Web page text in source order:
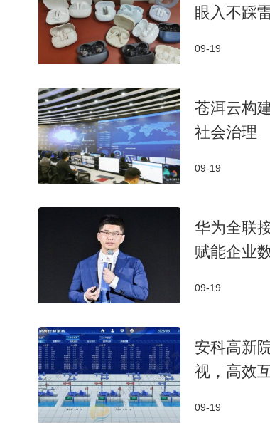
眼入不踩
09-19
苍洱云构
社会治理
09-19
华为全联
赋能企业
09-19
安科高新
视，高效
09-19